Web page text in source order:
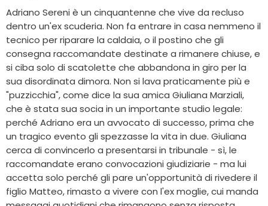
Adriano Sereni è un cinquantenne che vive da recluso
dentro un'ex scuderia. Non fa entrare in casa nemmeno il
tecnico per riparare la caldaia, o il postino che gli
consegna raccomandate destinate a rimanere chiuse, e
si ciba solo di scatolette che abbandona in giro per la
sua disordinata dimora. Non si lava praticamente più e
"puzzicchia", come dice la sua amica Giuliana Marziali,
che è stata sua socia in un importante studio legale:
perché Adriano era un avvocato di successo, prima che
un tragico evento gli spezzasse la vita in due. Giuliana
cerca di convincerlo a presentarsi in tribunale - sì, le
raccomandate erano convocazioni giudiziarie - ma lui
accetta solo perché gli pare un'opportunità di rivedere il
figlio Matteo, rimasto a vivere con l'ex moglie, cui manda